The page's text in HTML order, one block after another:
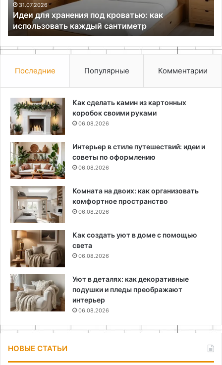
каждый
сантиметр
31.07.2026
Идеи для хранения под кроватью: как
использовать каждый сантиметр
Последние Популярные Комментарии
Как сделать камин из картонных
коробок своими руками
06.08.2026
Интерьер в стиле путешествий: идеи и
советы по оформлению
06.08.2026
Комната на двоих: как организовать
комфортное пространство
06.08.2026
Как создать уют в доме с помощью
света
06.08.2026
Уют в деталях: как декоративные
подушки и пледы преображают
интерьер
06.08.2026
НОВЫЕ СТАТЬИ